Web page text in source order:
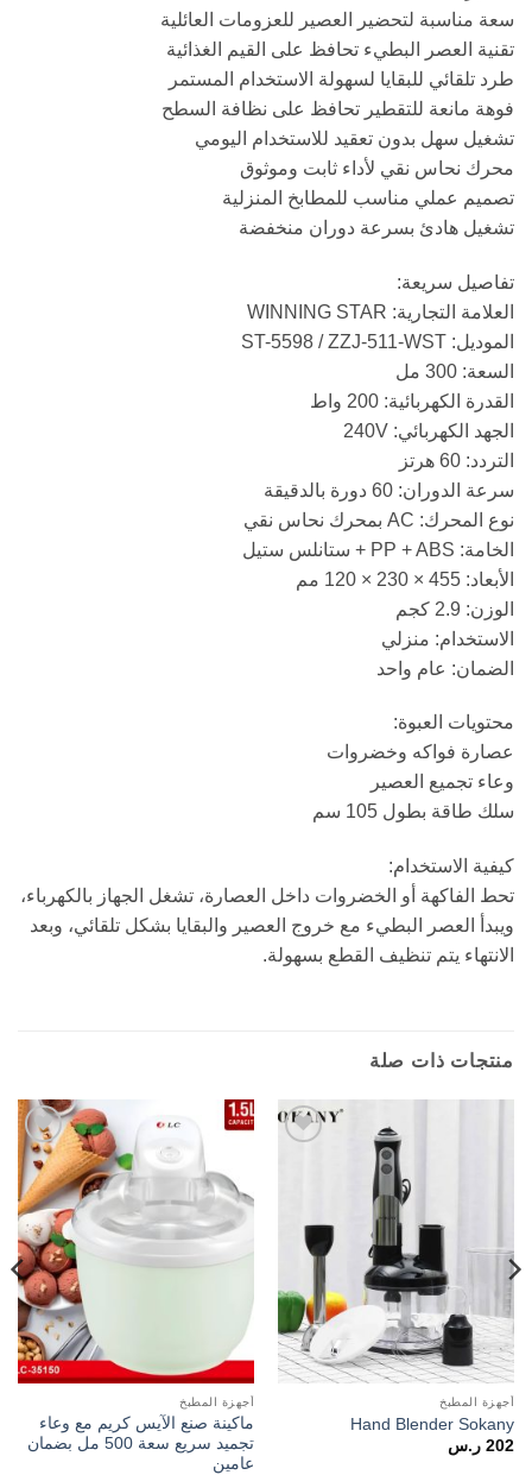
سعة مناسبة لتحضير العصير للعزومات العائلية
تقنية العصر البطيء تحافظ على القيم الغذائية
طرد تلقائي للبقايا لسهولة الاستخدام المستمر
فوهة مانعة للتقطير تحافظ على نظافة السطح
تشغيل سهل بدون تعقيد للاستخدام اليومي
محرك نحاس نقي لأداء ثابت وموثوق
تصميم عملي مناسب للمطابخ المنزلية
تشغيل هادئ بسرعة دوران منخفضة
تفاصيل سريعة:
العلامة التجارية: WINNING STAR
الموديل: ST-5598 / ZZJ-511-WST
السعة: 300 مل
القدرة الكهربائية: 200 واط
الجهد الكهربائي: 240V
التردد: 60 هرتز
سرعة الدوران: 60 دورة بالدقيقة
نوع المحرك: AC بمحرك نحاس نقي
الخامة: PP + ABS + ستانلس ستيل
الأبعاد: 455 × 230 × 120 مم
الوزن: 2.9 كجم
الاستخدام: منزلي
الضمان: عام واحد
محتويات العبوة:
عصارة فواكه وخضروات
وعاء تجميع العصير
سلك طاقة بطول 105 سم
كيفية الاستخدام:
تحط الفاكهة أو الخضروات داخل العصارة، تشغل الجهاز بالكهرباء،
ويبدأ العصر البطيء مع خروج العصير والبقايا بشكل تلقائي، وبعد
الانتهاء يتم تنظيف القطع بسهولة.
منتجات ذات صلة
أجهزة المطبخ
Hand Blender Sokany
202 ر.س
Add to
wishlist
أجهزة المطبخ
ماكينة صنع الآيس كريم مع وعاء
تجميد سريع سعة 500 مل بضمان
عامين